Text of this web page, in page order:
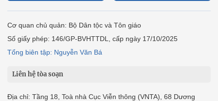
Cơ quan chủ quản: Bộ Dân tộc và Tôn giáo
Số giấy phép: 146/GP-BVHTTDL, cấp ngày 17/10/2025
Tổng biên tập: Nguyễn Văn Bá
Liên hệ tòa soạn
Địa chỉ: Tầng 18, Toà nhà Cục Viễn thông (VNTA), 68 Dương